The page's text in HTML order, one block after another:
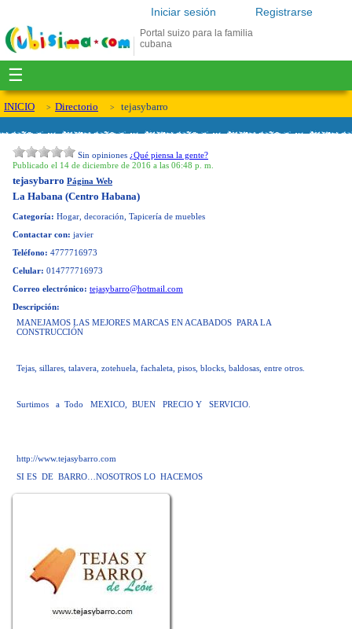
Registrarse
Iniciar sesión
Portal suizo para la familia
cubana
☰
INICIO Directorio tejasybarro
Sin opiniones ¿Qué piensa la gente?
Publicado el 14 de diciembre de 2016 a las 06:48 p. m.
tejasybarro Página Web
La Habana (Centro Habana)
Categoría: Hogar, decoración, Tapicería de muebles
Contactar con: javier
Teléfono: 4777716973
Celular: 014777716973
Correo electrónico: tejasybarro@hotmail.com
Descripción:
MANEJAMOS LAS MEJORES MARCAS EN ACABADOS PARA LA
CONSTRUCCIÓN
Tejas, sillares, talavera, zotehuela, fachaleta, pisos, blocks, baldosas, entre otros.
Surtimos a Todo MEXICO, BUEN PRECIO Y SERVICIO.
http://www.tejasybarro.com
SI ES DE BARRO…NOSOTROS LO HACEMOS